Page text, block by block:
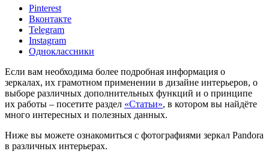
Pinterest
Вконтакте
Telegram
Instagram
Одноклассники
Если вам необходима более подробная информация о
зеркалах, их грамотном применении в дизайне интерьеров, о
выборе различных дополнительных функций и о принципе
их работы – посетите раздел «Статьи», в котором вы найдёте
много интересных и полезных данных.
Ниже вы можете ознакомиться с фотографиями зеркал Pandora
в различных интерьерах.